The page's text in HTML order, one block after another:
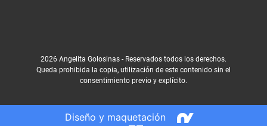
2026 Angelita Golosinas - Reservados todos los derechos.
Queda prohibida la copia, utilización de este contenido sin el
consentimiento previo y explícito.
Diseño y maquetación